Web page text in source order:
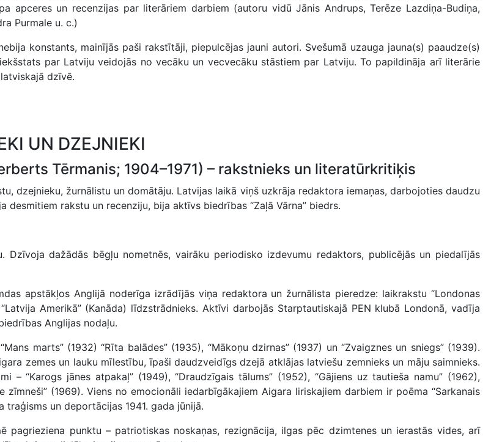
apceres un recenzijas par literāriem darbiem (autoru vidū Jānis Andrups, Terēze Lazdiņa-Budiņa,
Purmale u. c.)
konstants, mainījās paši rakstītāji, piepulcējas jauni autori. Svešumā uzauga jauna(s) paaudze(s)
par Latviju veidojās no vecāku un vecvecāku stāstiem par Latviju. To papildināja arī literārie
dzīvē.
UN DZEJNIEKI
Tērmanis; 1904–1971) – rakstnieks un literatūrkritiķis
dzejnieku, žurnālistu un domātāju. Latvijas laikā viņš uzkrāja redaktora iemaņas, darbojoties daudzu
desmitiem rakstu un recenziju, bija aktīvs biedrības “Zaļā Vārna” biedrs.
Dzīvoja dažādās bēgļu nometnēs, vairāku periodisko izdevumu redaktors, publicējās un piedalījās
apstākļos Anglijā noderīga izrādījās viņa redaktora un žurnālista pieredze: laikrakstu “Londonas
“Latvija Amerikā” (Kanāda) līdzstrādnieks. Aktīvi darbojās Starptautiskajā PEN klubā Londonā, vadīja
Anglijas nodaļu.
marts” (1932) “Rīta balādes” (1935), “Mākoņu dzirnas” (1937) un “Zvaigznes un sniegs” (1939).
zemes un lauku mīlestību, īpaši daudzveidīgs dzejā atklājas latviešu zemnieks un māju saimnieks.
– “Karogs jānes atpakaļ” (1949), “Draudzīgais tālums” (1952), “Gājiens uz tautieša namu” (1962),
zīmneši” (1969). Viens no emocionāli iedarbīgākajiem Aigara liriskajiem darbiem ir poēma “Sarkanais
traģisms un deportācijas 1941. gada jūnijā.
pagrieziena punktu – patriotiskas noskaņas, rezignācija, ilgas pēc dzimtenes un ierastās vides, arī